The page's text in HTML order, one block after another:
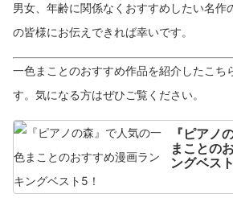
男女、年齢に関係なくおすすめしたい名作
の皆様にお伝えできれば幸いです。
一色まことのおすすめ作品を紹介したこち
す。気になる方はぜひご覧ください。
『ピアノ
まことの
ングベス